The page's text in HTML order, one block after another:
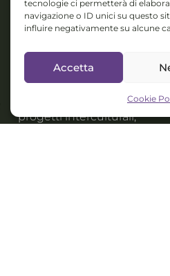
tecnologie ci permetterà di
navigazione o ID unici su questo
influire negativamente su alcune
Accetta
Cookie
Piazza IV Novembre 5,
Email:
Collabs: Disponibile per
progetti interculturali,